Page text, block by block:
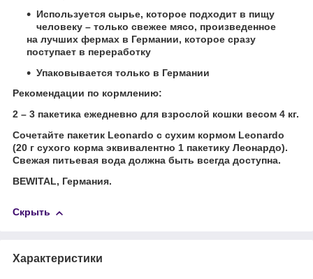
Используется сырье, которое подходит в пищу
человеку – только свежее мясо, произведенное
на лучших фермах в Германии, которое сразу
поступает в переработку
Упаковывается только в Германии
Рекомендации по кормлению:
2 – 3 пакетика ежедневно для взрослой кошки весом 4 кг.
Сочетайте пакетик Leonardo с сухим кормом Leonardo
(20 г сухого корма эквивалентно 1 пакетику Леонардо).
Свежая питьевая вода должна быть всегда доступна.
BEWITAL, Германия.
Скрыть
Характеристики